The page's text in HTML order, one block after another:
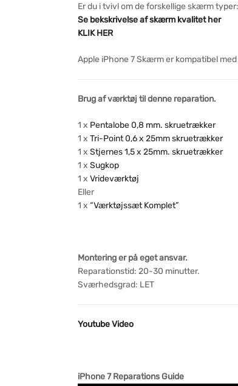
Er du i tvivl om de forskellige skærm typer:
Se bekskrivelse af skærm kvalitet her
KLIK HER
Apple iPhone 7 Skærm er kompatibel med
Brug af værktøj til denne reparation.
1 x Pentalobe 0,8 mm. skruetrækker
1 x Tri-Point 0,6 x 25mm skruetrækker
1 x Stjernes 1,5 x 25mm. skruetrækker
1 x Sugkop
1 x Vrideværktøj
Eller
1 x “Værktøjssæt Komplet”
Montering er på eget ansvar.
Reparationstid: 20-30 minutter.
Sværhedsgrad: LET
Youtube Video
iPhone 7 Reparations Guide